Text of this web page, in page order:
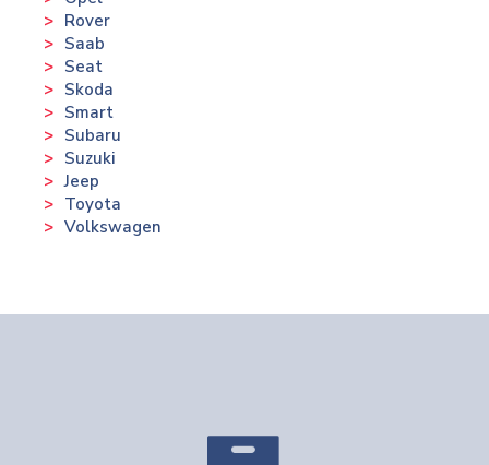
Rover
Saab
Seat
Skoda
Smart
Subaru
Suzuki
Jeep
Toyota
Volkswagen